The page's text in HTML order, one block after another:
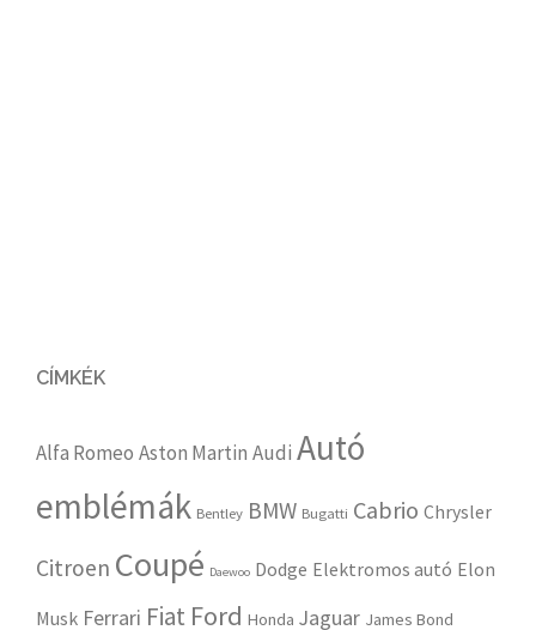
CÍMKÉK
Alfa Romeo Aston Martin Audi Autó
emblémák Bentley BMW Bugatti Cabrio Chrysler
Citroen Coupé Daewoo Dodge Elektromos autó Elon
Musk Ferrari Fiat Ford Honda Jaguar James Bond